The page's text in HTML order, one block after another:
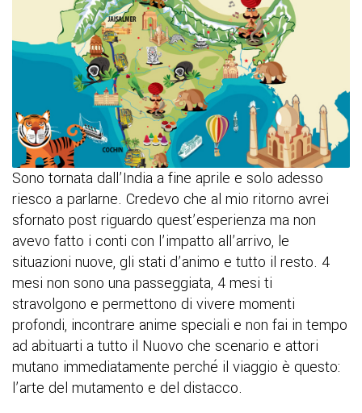
Sono tornata dall’India a fine aprile e solo adesso
riesco a parlarne. Credevo che al mio ritorno avrei
sfornato post riguardo quest’esperienza ma non
avevo fatto i conti con l’impatto all’arrivo, le
situazioni nuove, gli stati d’animo e tutto il resto. 4
mesi non sono una passeggiata, 4 mesi ti
stravolgono e permettono di vivere momenti
profondi, incontrare anime speciali e non fai in tempo
ad abituarti a tutto il Nuovo che scenario e attori
mutano immediatamente perché il viaggio è questo:
l’arte del mutamento e del distacco.